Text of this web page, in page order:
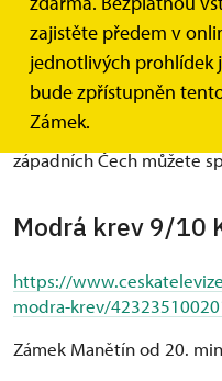
zajistěte předem v
jednotlivých prohlídek
bude zpřístupněn
Zámek.
Zámek v
Zámek Manětín se
či rozhlasové tvorby.
zajímavé pořady,
západních Čech můžete
Modrá krev 9/10
https://
modra-krev/
Zámek Manětín od 20.